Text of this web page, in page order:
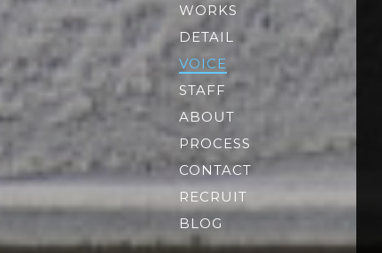
WORKS
DETAIL
VOICE
STAFF
ABOUT
PROCESS
CONTACT
RECRUIT
BLOG